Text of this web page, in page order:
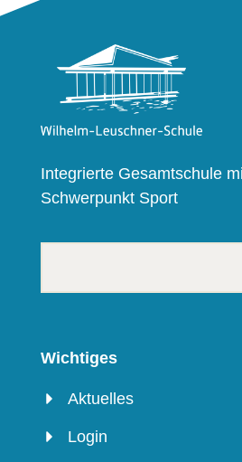
Integrierte Gesamtschule
Schwerpunkt Sport
Wichtiges
Aktuelles
Login